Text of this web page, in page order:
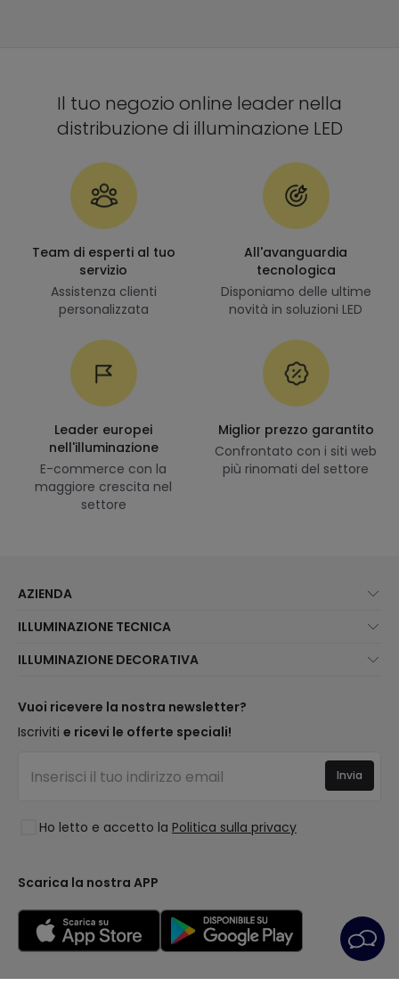
Il tuo negozio online leader nella
distribuzione di illuminazione LED
Team di esperti al tuo
servizio
Assistenza clienti
personalizzata
All'avanguardia
tecnologica
Disponiamo delle ultime
novità in soluzioni LED
Leader europei
nell'illuminazione
E-commerce con la
maggiore crescita nel
settore
Miglior prezzo garantito
Confrontato con i siti web
più rinomati del settore
AZIENDA
Assistenza Clienti
Metodi di spedizione
Sei un Professionista?
Domande frequenti
ILLUMINAZIONE TECNICA
I migliori brand
Illuminazione per aziende
ILLUMINAZIONE DECORATIVA
Tendenze
I migliori brand
Spazi
Collezioni
Vuoi ricevere la nostra newsletter?
Iscriviti e ricevi le offerte speciali!
Ho letto e accetto la Politica sulla privacy
Invia
Scarica la nostra APP